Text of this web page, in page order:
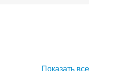
Показать все